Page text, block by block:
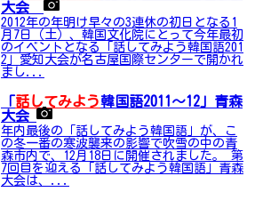
大会
2012年の年明け早々の3連休の初日となる1
月7日（土）、韓国文化院にとって今年最初
のイベントとなる「話してみよう韓国語201
2」愛知大会が名古屋国際センターで開かれ
まし...
「話してみよう韓国語2011～12」青森
大会
年内最後の「話してみよう韓国語」が、こ
の冬一番の寒波襲来の影響で吹雪の中の青
森市内で、12月18日に開催されました。 第
7回目を迎える「話してみよう韓国語」青森
大会は、...